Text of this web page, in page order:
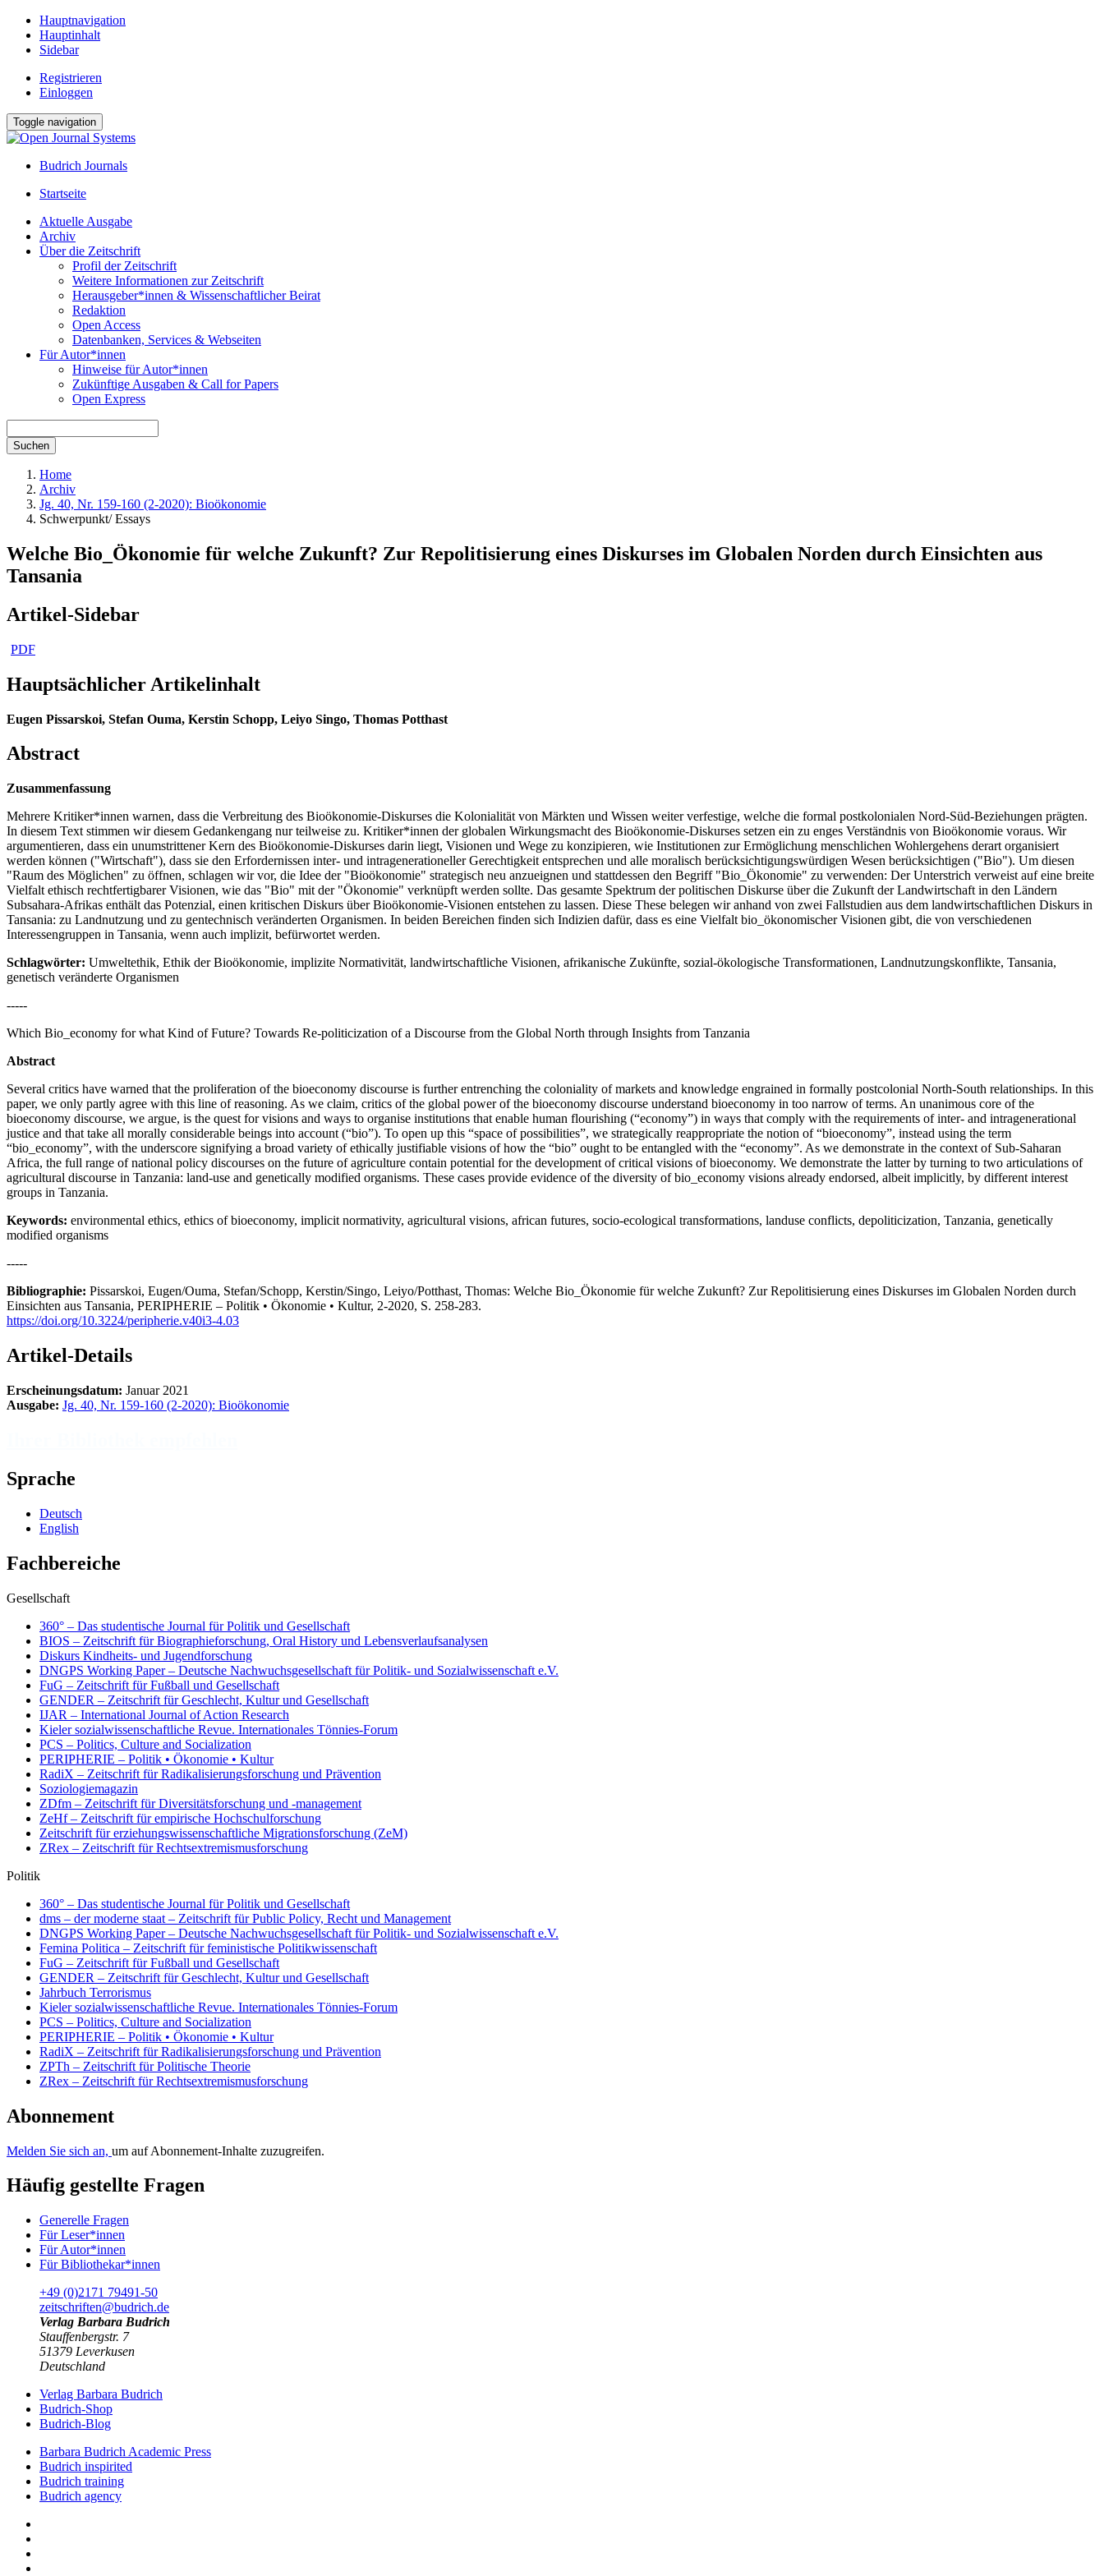
Hauptnavigation
Hauptinhalt
Sidebar
Registrieren
Einloggen
Toggle navigation
Budrich Journals
Startseite
Aktuelle Ausgabe
Archiv
Über die Zeitschrift
Profil der Zeitschrift
Weitere Informationen zur Zeitschrift
Herausgeber*innen & Wissenschaftlicher Beirat
Redaktion
Open Access
Datenbanken, Services & Webseiten
Für Autor*innen
Hinweise für Autor*innen
Zukünftige Ausgaben & Call for Papers
Open Express
Suchen
Home
Archiv
Jg. 40, Nr. 159-160 (2-2020): Bioökonomie
Schwerpunkt/ Essays
Welche Bio_Ökonomie für welche Zukunft? Zur Repolitisierung eines Diskurses im Globalen Norden durch Einsichten aus
Tansania
Artikel-Sidebar
PDF
Hauptsächlicher Artikelinhalt
Eugen Pissarskoi, Stefan Ouma, Kerstin Schopp, Leiyo Singo, Thomas Potthast
Abstract
Zusammenfassung
Mehrere Kritiker*innen warnen, dass die Verbreitung des Bioökonomie-Diskurses die Kolonialität von Märkten und Wissen weiter verfestige, welche die formal postkolonialen Nord-Süd-Beziehungen prägten.
In diesem Text stimmen wir diesem Gedankengang nur teilweise zu. Kritiker*innen der globalen Wirkungsmacht des Bioökonomie-Diskurses setzen ein zu enges Verständnis von Bioökonomie voraus. Wir
argumentieren, dass ein unumstrittener Kern des Bioökonomie-Diskurses darin liegt, Visionen und Wege zu konzipieren, wie Institutionen zur Ermöglichung menschlichen Wohlergehens derart organisiert
werden können ("Wirtschaft"), dass sie den Erfordernissen inter- und intragenerationeller Gerechtigkeit entsprechen und alle moralisch berücksichtigungswürdigen Wesen berücksichtigen ("Bio"). Um diesen
"Raum des Möglichen" zu öffnen, schlagen wir vor, die Idee der "Bioökonomie" strategisch neu anzueignen und stattdessen den Begriff "Bio_Ökonomie" zu verwenden: Der Unterstrich verweist auf eine breite
Vielfalt ethisch rechtfertigbarer Visionen, wie das "Bio" mit der "Ökonomie" verknüpft werden sollte. Das gesamte Spektrum der politischen Diskurse über die Zukunft der Landwirtschaft in den Ländern
Subsahara-Afrikas enthält das Potenzial, einen kritischen Diskurs über Bioökonomie-Visionen entstehen zu lassen. Diese These belegen wir anhand von zwei Fallstudien aus dem landwirtschaftlichen Diskurs in
Tansania: zu Landnutzung und zu gentechnisch veränderten Organismen. In beiden Bereichen finden sich Indizien dafür, dass es eine Vielfalt bio_ökonomischer Visionen gibt, die von verschiedenen
Interessengruppen in Tansania, wenn auch implizit, befürwortet werden.
Schlagwörter: Umweltethik, Ethik der Bioökonomie, implizite Normativität, landwirtschaftliche Visionen, afrikanische Zukünfte, sozial-ökologische Transformationen, Landnutzungskonflikte, Tansania,
genetisch veränderte Organismen
-----
Which Bio_economy for what Kind of Future? Towards Re-politicization of a Discourse from the Global North through Insights from Tanzania
Abstract
Several critics have warned that the proliferation of the bioeconomy discourse is further entrenching the coloniality of markets and knowledge engrained in formally postcolonial North-South relationships. In this
paper, we only partly agree with this line of reasoning. As we claim, critics of the global power of the bioeconomy discourse understand bioeconomy in too narrow of terms. An unanimous core of the
bioeconomy discourse, we argue, is the quest for visions and ways to organise institutions that enable human flourishing (“economy”) in ways that comply with the requirements of inter- and intragenerational
justice and that take all morally considerable beings into account (“bio”). To open up this “space of possibilities”, we strategically reappropriate the notion of “bioeconomy”, instead using the term
“bio_economy”, with the underscore signifying a broad variety of ethically justifiable visions of how the “bio” ought to be entangled with the “economy”. As we demonstrate in the context of Sub-Saharan
Africa, the full range of national policy discourses on the future of agriculture contain potential for the development of critical visions of bioeconomy. We demonstrate the latter by turning to two articulations of
agricultural discourse in Tanzania: land-use and genetically modified organisms. These cases provide evidence of the diversity of bio_economy visions already endorsed, albeit implicitly, by different interest
groups in Tanzania.
Keywords: environmental ethics, ethics of bioeconomy, implicit normativity, agricultural visions, african futures, socio-ecological transformations, landuse conflicts, depoliticization, Tanzania, genetically
modified organisms
-----
Bibliographie: Pissarskoi, Eugen/Ouma, Stefan/Schopp, Kerstin/Singo, Leiyo/Potthast, Thomas: Welche Bio_Ökonomie für welche Zukunft? Zur Repolitisierung eines Diskurses im Globalen Norden durch
Einsichten aus Tansania, PERIPHERIE – Politik • Ökonomie • Kultur, 2-2020, S. 258-283.
https://doi.org/10.3224/peripherie.v40i3-4.03
Artikel-Details
Erscheinungsdatum: Januar 2021
Ausgabe: Jg. 40, Nr. 159-160 (2-2020): Bioökonomie
Sprache
Deutsch
English
Fachbereiche
Gesellschaft
360° – Das studentische Journal für Politik und Gesellschaft
BIOS – Zeitschrift für Biographieforschung, Oral History und Lebensverlaufsanalysen
Diskurs Kindheits- und Jugendforschung
DNGPS Working Paper – Deutsche Nachwuchsgesellschaft für Politik- und Sozialwissenschaft e.V.
FuG – Zeitschrift für Fußball und Gesellschaft
GENDER – Zeitschrift für Geschlecht, Kultur und Gesellschaft
IJAR – International Journal of Action Research
Kieler sozialwissenschaftliche Revue. Internationales Tönnies-Forum
PCS – Politics, Culture and Socialization
PERIPHERIE – Politik • Ökonomie • Kultur
RadiX – Zeitschrift für Radikalisierungsforschung und Prävention
Soziologiemagazin
ZDfm – Zeitschrift für Diversitätsforschung und -management
ZeHf – Zeitschrift für empirische Hochschulforschung
Zeitschrift für erziehungswissenschaftliche Migrationsforschung (ZeM)
ZRex – Zeitschrift für Rechtsextremismusforschung
Politik
360° – Das studentische Journal für Politik und Gesellschaft
dms – der moderne staat – Zeitschrift für Public Policy, Recht und Management
DNGPS Working Paper – Deutsche Nachwuchsgesellschaft für Politik- und Sozialwissenschaft e.V.
Femina Politica – Zeitschrift für feministische Politikwissenschaft
FuG – Zeitschrift für Fußball und Gesellschaft
GENDER – Zeitschrift für Geschlecht, Kultur und Gesellschaft
Jahrbuch Terrorismus
Kieler sozialwissenschaftliche Revue. Internationales Tönnies-Forum
PCS – Politics, Culture and Socialization
PERIPHERIE – Politik • Ökonomie • Kultur
RadiX – Zeitschrift für Radikalisierungsforschung und Prävention
ZPTh – Zeitschrift für Politische Theorie
ZRex – Zeitschrift für Rechtsextremismusforschung
Abonnement
Melden Sie sich an, um auf Abonnement-Inhalte zuzugreifen.
Häufig gestellte Fragen
Generelle Fragen
Für Leser*innen
Für Autor*innen
Für Bibliothekar*innen
+49 (0)2171 79491-50
zeitschriften@budrich.de
Verlag Barbara Budrich
Stauffenbergstr. 7
51379 Leverkusen
Deutschland
Verlag Barbara Budrich
Budrich-Shop
Budrich-Blog
Barbara Budrich Academic Press
Budrich inspirited
Budrich training
Budrich agency